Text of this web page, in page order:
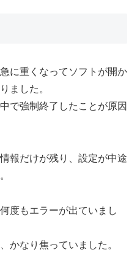
に重くなってソフトが開か
ました。
で強制終了したことが原因
報だけが残り、設定が中途
度もエラーが出ていまし
かなり焦っていました。